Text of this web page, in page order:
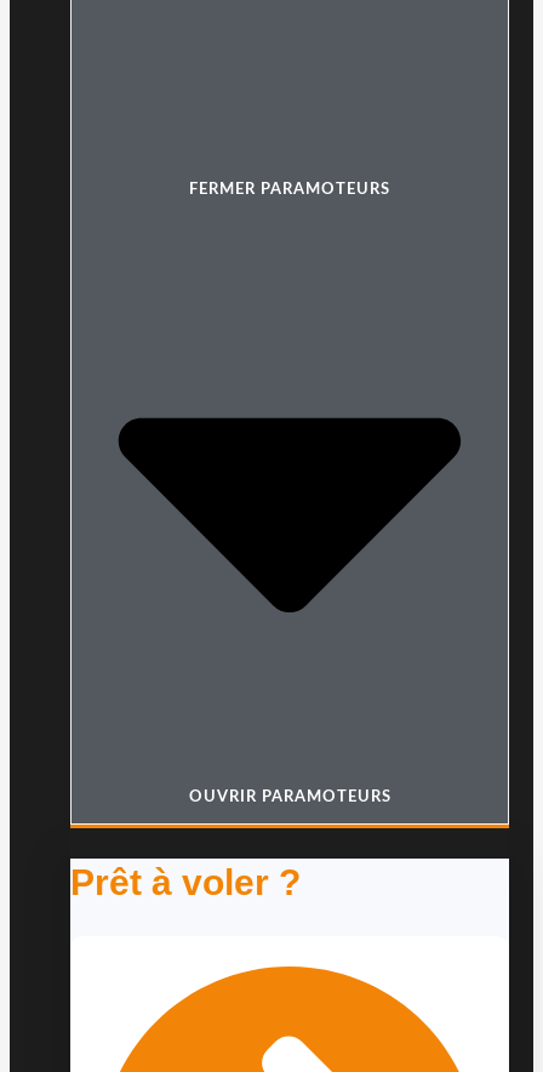
FERMER PARAMOTEURS
OUVRIR PARAMOTEURS
Prêt à voler ?